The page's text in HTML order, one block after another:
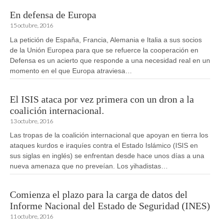
En defensa de Europa
15 octubre, 2016
La petición de España, Francia, Alemania e Italia a sus socios
de la Unión Europea para que se refuerce la cooperación en
Defensa es un acierto que responde a una necesidad real en un
momento en el que Europa atraviesa…
El ISIS ataca por vez primera con un dron a la
coalición internacional.
13 octubre, 2016
Las tropas de la coalición internacional que apoyan en tierra los
ataques kurdos e iraquíes contra el Estado Islámico (ISIS en
sus siglas en inglés) se enfrentan desde hace unos días a una
nueva amenaza que no preveían. Los yihadistas…
Comienza el plazo para la carga de datos del
Informe Nacional del Estado de Seguridad (INES)
11 octubre, 2016